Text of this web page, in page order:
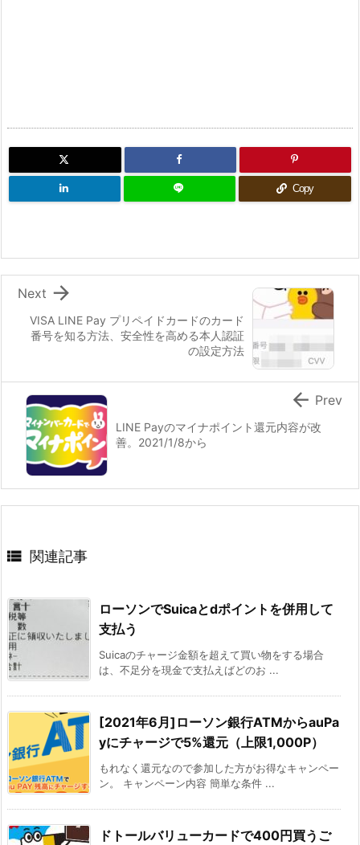
Copy
VISA LINE Pay プリペイドカードのカード
番号を知る方法、安全性を高める本人認証
の設定方法

Next
LINE Payのマイナポイント還元内容が改
善。2021/1/8から
 Prev
 関連記事
ローソンでSuicaとdポイントを併用して
支払う
Suicaのチャージ金額を超えて買い物をする場合
は、不足分を現金で支払えばどのお ...
[2021年6月]ローソン銀行ATMからauPa
yにチャージで5%還元（上限1,000P）
もれなく還元なので参加した方がお得なキャンペー
ン。 キャンペーン内容 簡単な条件 ...
ドトールバリューカードで400円買うご